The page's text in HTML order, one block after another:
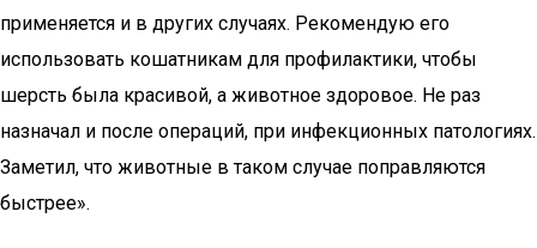
применяется и в других случаях. Рекомендую его
использовать кошатникам для профилактики, чтобы
шерсть была красивой, а животное здоровое. Не раз
назначал и после операций, при инфекционных патологиях.
Заметил, что животные в таком случае поправляются
быстрее».